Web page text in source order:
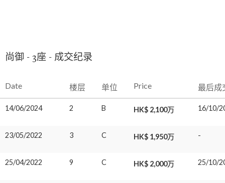
尚御 - 3座 - 成交纪录
Date 楼层 单位 Price 最后成
14/06/2024 2 B HK$ 2,100万 16/10/
23/05/2022 3 C HK$ 1,950万 -
25/04/2022 9 C HK$ 2,000万 25/10/